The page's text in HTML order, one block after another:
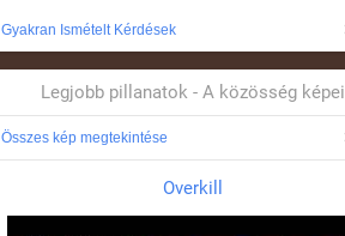
Gyakran Ismételt Kérdések
Legjobb pillanatok - A közösség képei
Összes kép megtekintése
Overkill